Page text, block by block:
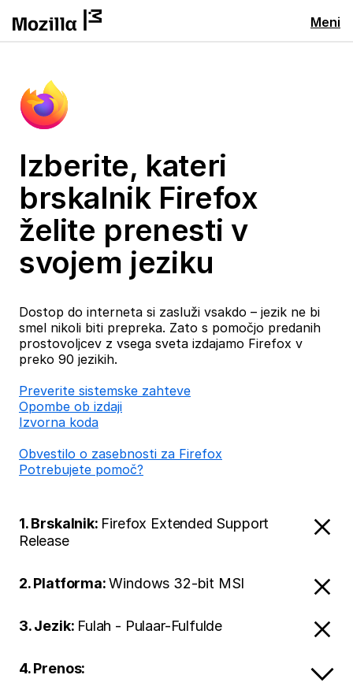
Meni
Izberite, kateri
brskalnik Firefox
želite prenesti v
svojem jeziku
Dostop do interneta si zasluži vsakdo – jezik ne bi
smel nikoli biti prepreka. Zato s pomočjo predanih
prostovoljcev z vsega sveta izdajamo Firefox v
preko 90 jezikih.
Preverite sistemske zahteve
Opombe ob izdaji
Izvorna koda
Obvestilo o zasebnosti za Firefox
Potrebujete pomoč?
1. Brskalnik: Firefox Extended Support
Release
2. Platforma:Windows 32-bit MSI
3. Jezik: Fulah - Pulaar-Fulfulde
4. Prenos: